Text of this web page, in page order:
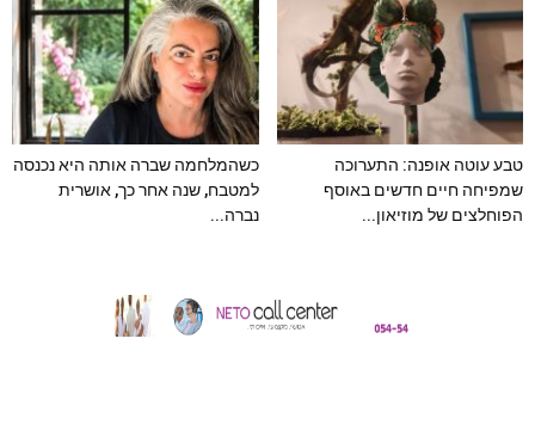
טבע עוטה אופנה: התערוכה
שמפיחה חיים חדשים באוסף
הפוחלצים של מוזיאון...
כשהמלחמה שברה אותה היא נכנסה
למטבח, שנה אחר כך, אושרית
נברה...